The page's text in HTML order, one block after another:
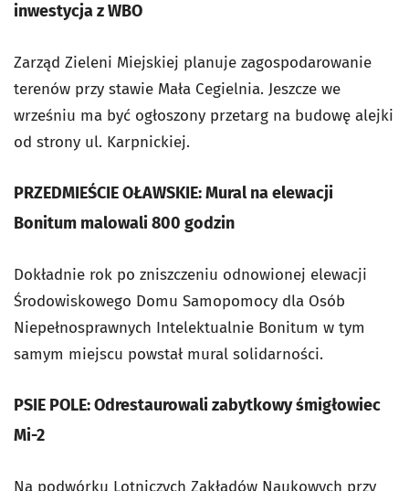
inwestycja z WBO
Zarząd Zieleni Miejskiej planuje zagospodarowanie
terenów przy stawie Mała Cegielnia. Jeszcze we
wrześniu ma być ogłoszony przetarg na budowę alejki
od strony ul. Karpnickiej.
PRZEDMIEŚCIE OŁAWSKIE: Mural na elewacji
Bonitum malowali 800 godzin
Dokładnie rok po zniszczeniu odnowionej elewacji
Środowiskowego Domu Samopomocy dla Osób
Niepełnosprawnych Intelektualnie Bonitum w tym
samym miejscu powstał mural solidarności.
PSIE POLE: Odrestaurowali zabytkowy śmigłowiec
Mi-2
Na podwórku Lotniczych Zakładów Naukowych przy